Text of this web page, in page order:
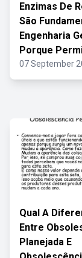
Enzimas De
São
Engenharia
Porque
07 September
Qual A
Entre
Planejada E